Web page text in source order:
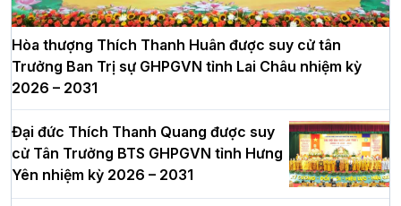
Hòa thượng Thích Thanh Huân được suy cử tân
Trưởng Ban Trị sự GHPGVN tỉnh Lai Châu nhiệm kỳ
2026 – 2031
Đại đức Thích Thanh Quang được suy
cử Tân Trưởng BTS GHPGVN tỉnh Hưng
Yên nhiệm kỳ 2026 – 2031